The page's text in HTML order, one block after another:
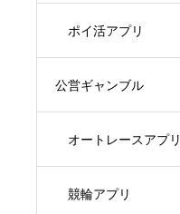
ポイ活アプリ
公営ギャンブル
オートレースアプリ
競輪アプリ